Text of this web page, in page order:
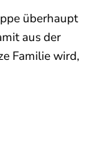
überhaupt
aus der
Familie wird,